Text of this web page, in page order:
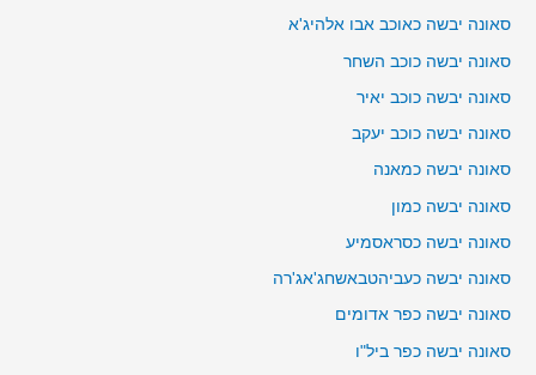
סאונה יבשה כאוכב אבו אלהיג'א
סאונה יבשה כוכב השחר
סאונה יבשה כוכב יאיר
סאונה יבשה כוכב יעקב
סאונה יבשה כמאנה
סאונה יבשה כמון
סאונה יבשה כסראסמיע
סאונה יבשה כעביהטבאשחג'אג'רה
סאונה יבשה כפר אדומים
סאונה יבשה כפר ביל"ו